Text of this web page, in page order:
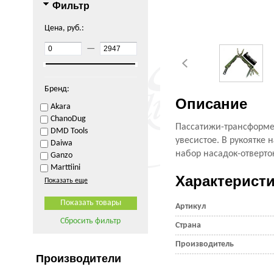
Фильтр
Цена, руб.:
—
Бренд:
Akara
ChanoDug
DMD Tools
Daiwa
Ganzo
Marttiini
Показать еще
Сбросить фильтр
Производители
Описание
Пассатижи-
увесистое. В
набор насадок-
Артикул
Страна
Производитель